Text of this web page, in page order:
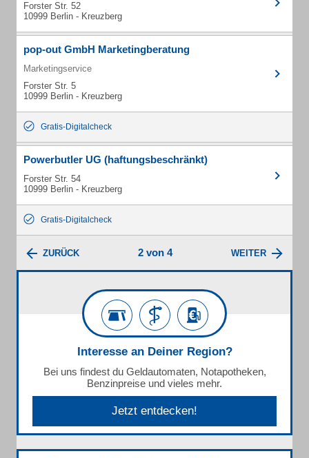
Forster Str. 52
10999 Berlin - Kreuzberg
pop-out GmbH Marketingberatung
Marketingservice
Forster Str. 5
10999 Berlin - Kreuzberg
Gratis-Digitalcheck
Powerbutler UG (haftungsbeschränkt)
Forster Str. 54
10999 Berlin - Kreuzberg
Gratis-Digitalcheck
ZURÜCK 2 von 4 WEITER
Interesse an Deiner Region?
Bei uns findest du Geldautomaten, Notapotheken,
Benzinpreise und vieles mehr.
Jetzt entdecken!